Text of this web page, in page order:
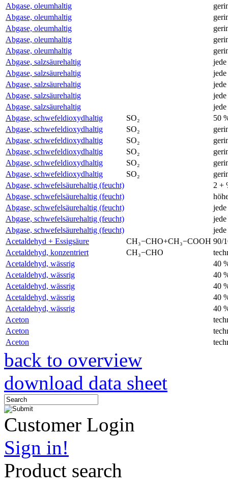
Abgase, oleumhaltig
Abgase, oleumhaltig
Abgase, oleumhaltig
Abgase, oleumhaltig
Abgase, oleumhaltig
Abgase, salzsäurehaltig
jede
Abgase, salzsäurehaltig
jede
Abgase, salzsäurehaltig
jede
Abgase, salzsäurehaltig
jede
Abgase, salzsäurehaltig
jede
Abgase, schwefeldioxydhaltig
SO₂
50
Abgase, schwefeldioxydhaltig
SO₂
Abgase, schwefeldioxydhaltig
SO₂
Abgase, schwefeldioxydhaltig
SO₂
Abgase, schwefeldioxydhaltig
SO₂
Abgase, schwefeldioxydhaltig
SO₂
Abgase, schwefelsäurehaltig (feucht)
2 +
Abgase, schwefelsäurehaltig (feucht)
Abgase, schwefelsäurehaltig (feucht)
jede
Abgase, schwefelsäurehaltig (feucht)
jede
Abgase, schwefelsäurehaltig (feucht)
jede
Acetaldehyd + Essigsäure
CH₃−CHO+CH₃−COOH 90/
Acetaldehyd, konzentriert
CH₃−CHO
Acetaldehyd, wässrig
40
Acetaldehyd, wässrig
40
Acetaldehyd, wässrig
40
Acetaldehyd, wässrig
40
Acetaldehyd, wässrig
40
Aceton
Aceton
Aceton
back to overview
download data sheet
Customer Login
Sign in!
Product search